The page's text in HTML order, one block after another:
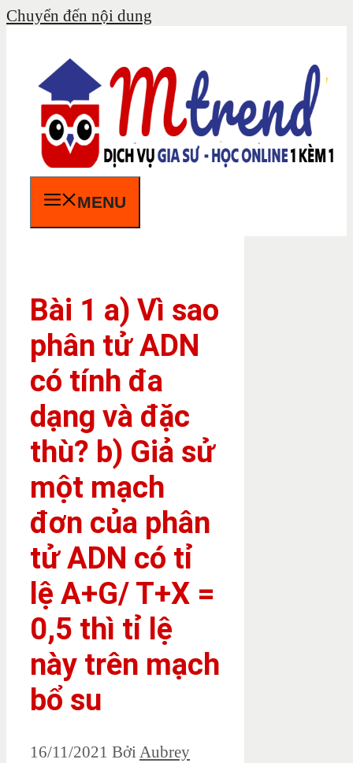
Chuyển đến nội dung
MENU
Bài 1 a) Vì sao
phân tử ADN
có tính đa
dạng và đặc
thù? b) Giả sử
một mạch
đơn của phân
tử ADN có tỉ
lệ A+G/ T+X =
0,5 thì tỉ lệ
này trên mạch
bổ su
16/11/2021 BởiAubrey